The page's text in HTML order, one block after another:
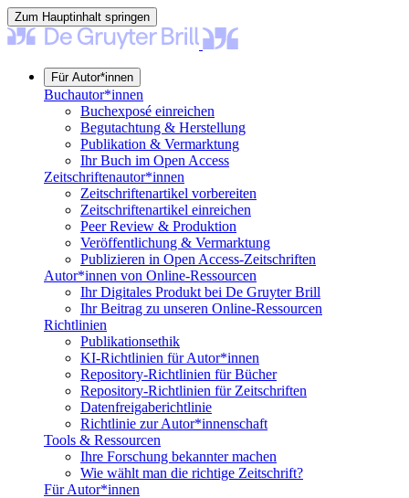
Zum Hauptinhalt springen
Für Autor*innen
Buchautor*innen
Buchexposé einreichen
Begutachtung & Herstellung
Publikation & Vermarktung
Ihr Buch im Open Access
Zeitschriftenautor*innen
Zeitschriftenartikel vorbereiten
Zeitschriftenartikel einreichen
Peer Review & Produktion
Veröffentlichung & Vermarktung
Publizieren in Open Access-Zeitschriften
Autor*innen von Online-Ressourcen
Ihr Digitales Produkt bei De Gruyter Brill
Ihr Beitrag zu unseren Online-Ressourcen
Richtlinien
Publikationsethik
KI-Richtlinien für Autor*innen
Repository-Richtlinien für Bücher
Repository-Richtlinien für Zeitschriften
Datenfreigaberichtlinie
Richtlinie zur Autor*innenschaft
Tools & Ressourcen
Ihre Forschung bekannter machen
Wie wählt man die richtige Zeitschrift?
Für Autor*innen